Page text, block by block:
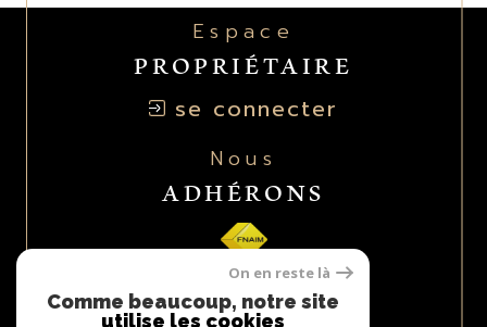
Espace
PROPRIÉTAIRE
se connecter
Nous
ADHÉRONS
On en reste là
Comme beaucoup, notre site
utilise les cookies